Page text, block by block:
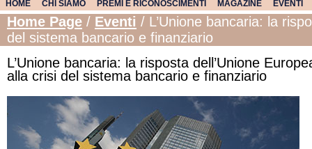
HOME CHI SIAMO PREMI E RICONOSCIMENTI MAGAZINE EVENTI
Home Page / Eventi / L’Unione bancaria: la
del sistema bancario e finanziario
L’Unione bancaria: la risposta dell’Unione
alla crisi del sistema bancario e finanziario